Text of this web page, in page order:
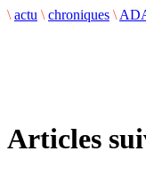
\ actu \ chroniques \
Articles